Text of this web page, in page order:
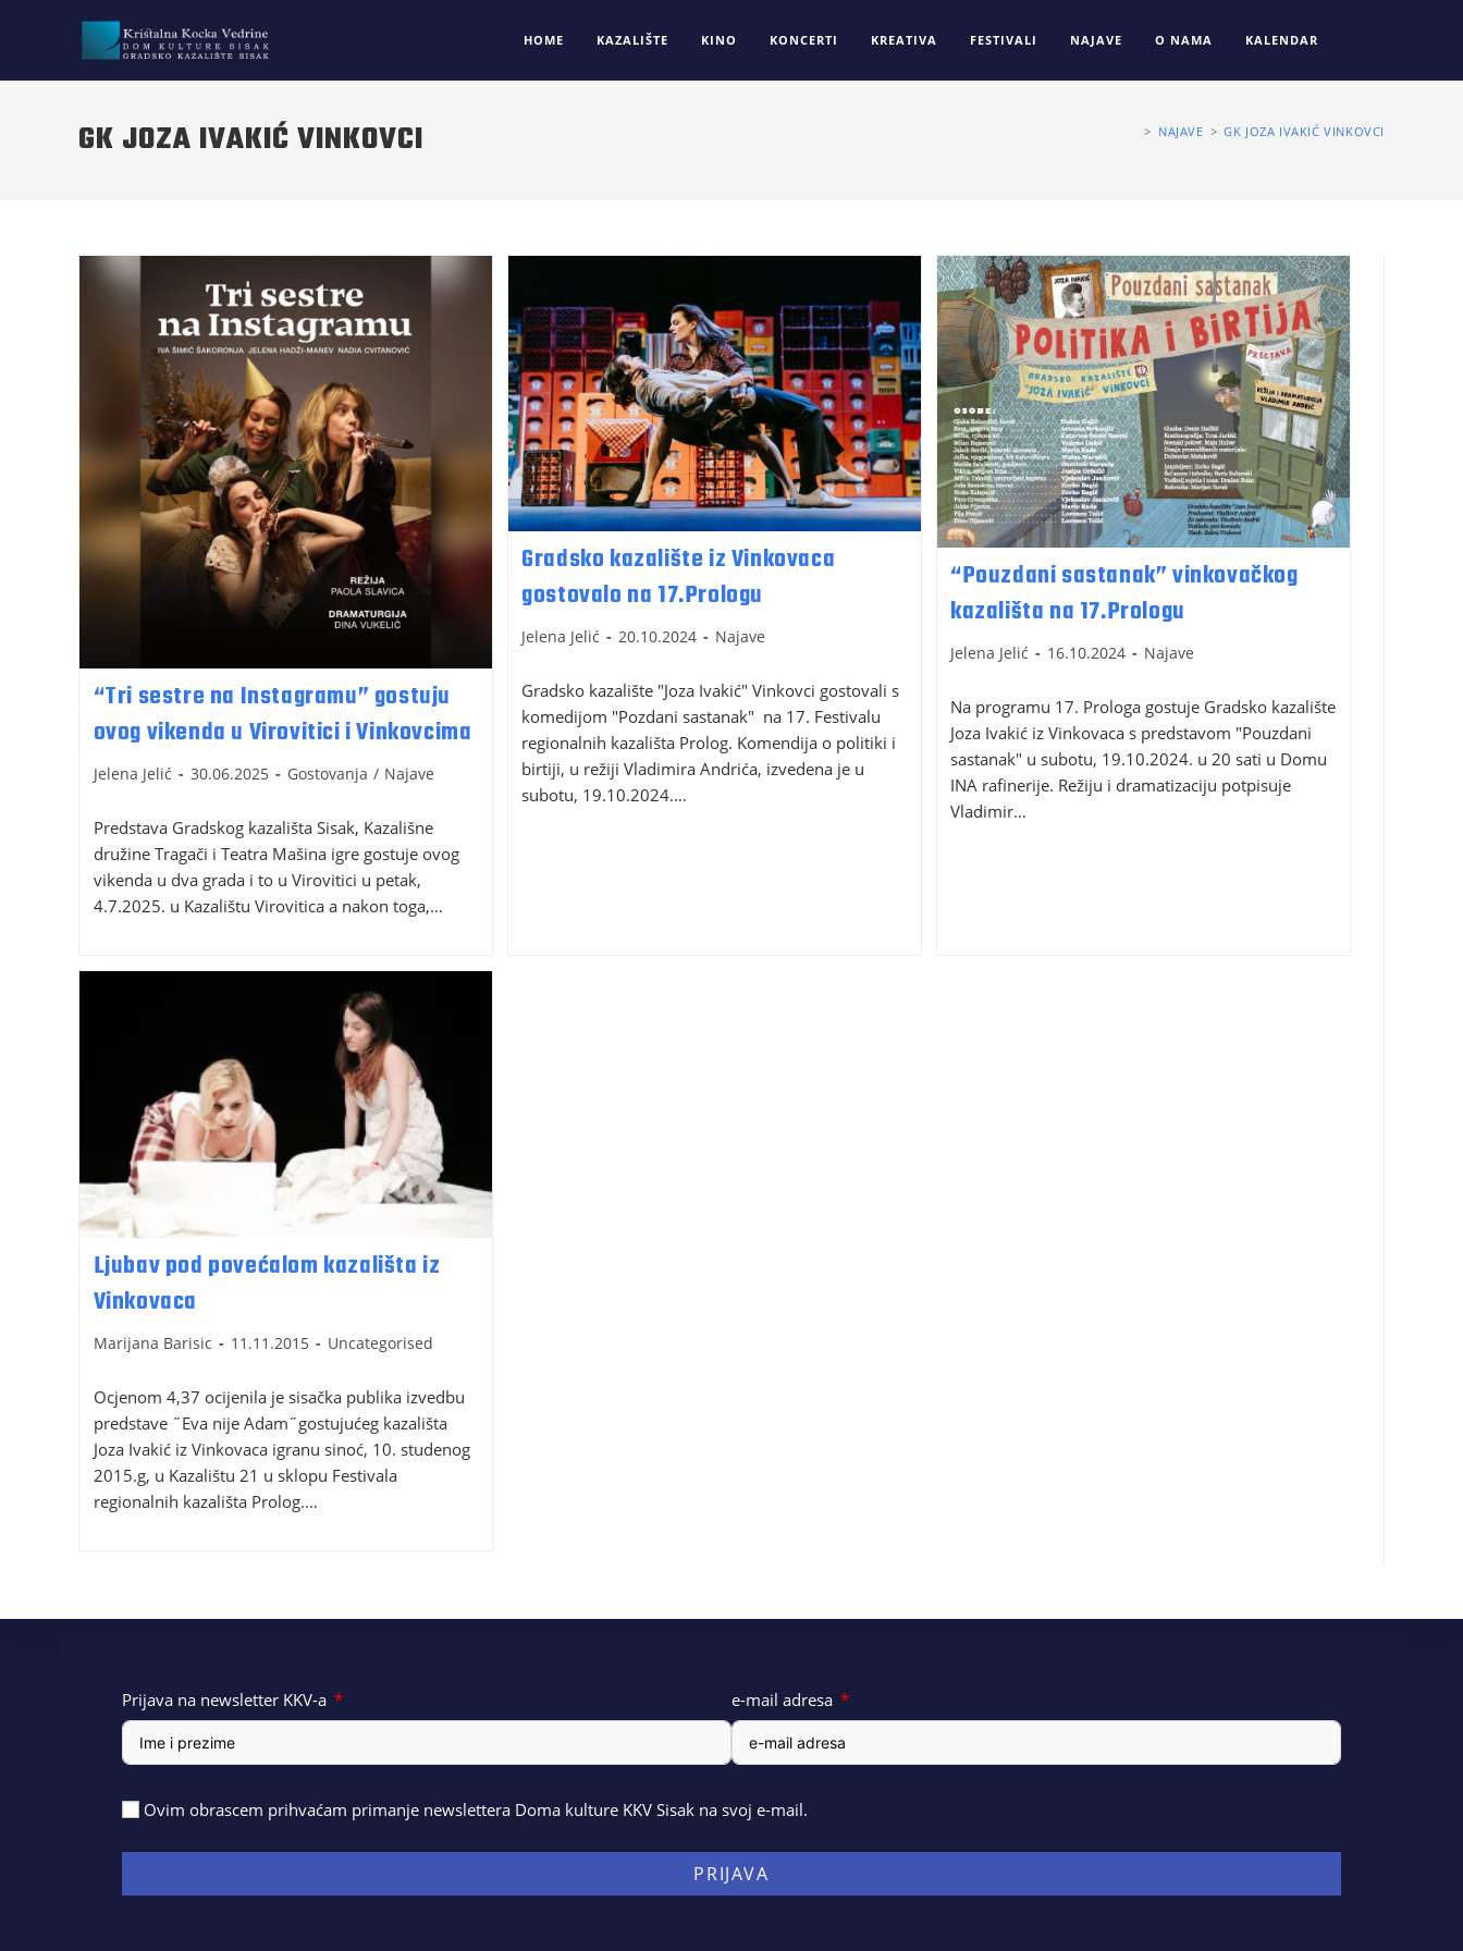
HOME KAZALIŠTE KINO KONCERTI KREATIVA FESTIVALI NAJAVE O NAMA KALENDAR
GK JOZA IVAKIĆ VINKOVCI > NAJAVE > GK JOZA IVAKIĆ VINKOVCI
“Tri sestre na Instagramu” gostuju
ovog vikenda u Virovitici i Vinkovcima
Jelena Jelić 30.06.2025 Gostovanja / Najave
Predstava Gradskog kazališta Sisak, Kazališne
družine Tragači i Teatra Mašina igre gostuje ovog
vikenda u dva grada i to u Virovitici u petak,
4.7.2025. u Kazalištu Virovitica a nakon toga,…
Gradsko kazalište iz Vinkovaca
gostovalo na 17.Prologu
Jelena Jelić 20.10.2024 Najave
Gradsko kazalište "Joza Ivakić" Vinkovci gostovali s
komedijom "Pozdani sastanak" na 17. Festivalu
regionalnih kazališta Prolog. Komendija o politiki i
birtiji, u režiji Vladimira Andrića, izvedena je u
subotu, 19.10.2024.…
“Pouzdani sastanak” vinkovačkog
kazališta na 17.Prologu
Jelena Jelić 16.10.2024 Najave
Na programu 17. Prologa gostuje Gradsko kazalište
Joza Ivakić iz Vinkovaca s predstavom "Pouzdani
sastanak" u subotu, 19.10.2024. u 20 sati u Domu
INA rafinerije. Režiju i dramatizaciju potpisuje
Vladimir…
Ljubav pod povećalom kazališta iz
Vinkovaca
Marijana Barisic 11.11.2015 Uncategorised
Ocjenom 4,37 ocijenila je sisačka publika izvedbu
predstave ˝Eva nije Adam˝gostujućeg kazališta
Joza Ivakić iz Vinkovaca igranu sinoć, 10. studenog
2015.g, u Kazalištu 21 u sklopu Festivala
regionalnih kazališta Prolog.…
Prijava na newsletter KKV-a e-mail adresa
Ovim obrascem prihvaćam primanje newslettera Doma kulture KKV Sisak na svoj e-mail.
PRIJAVA